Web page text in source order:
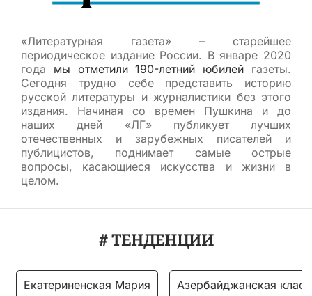
«Литературная газета» – старейшее
периодическое издание России. В январе 2020
года мы отметили 190-летний юбилей газеты.
Сегодня трудно себе представить историю
русской литературы и журналистики без этого
издания. Начиная со времен Пушкина и до
наших дней «ЛГ» публикует лучших
отечественных и зарубежных писателей и
публицистов, поднимает самые острые
вопросы, касающиеся искусства и жизни в
целом.
# ТЕНДЕНЦИИ
Екатериненская Мария Азербайджанская